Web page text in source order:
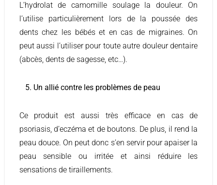
L’hydrolat de camomille soulage la douleur. On
l’utilise particulièrement lors de la poussée des
dents chez les bébés et en cas de migraines. On
peut aussi l’utiliser pour toute autre douleur dentaire
(abcès, dents de sagesse, etc…).
5. Un allié contre les problèmes de peau
Ce produit est aussi très efficace en cas de
psoriasis, d’eczéma et de boutons. De plus, il rend la
peau douce. On peut donc s’en servir pour apaiser la
peau sensible ou irritée et ainsi réduire les
sensations de tiraillements.